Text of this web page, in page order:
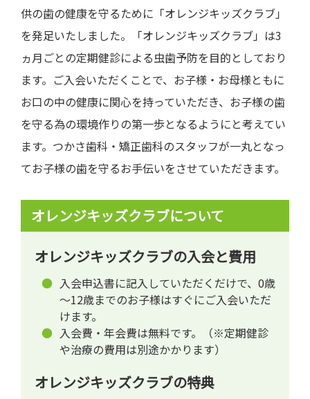
供の歯の健康を守るために「オレンジキッズクラブ」
を発足いたしました。「オレンジキッズクラブ」は3
ヵ月ごとの定期健診による虫歯予防を目的としており
ます。ご入会いただくことで、お子様・お母様ともに
お口の中の健康に関心を持っていただき、お子様の歯
を守る為の環境作りの第一歩となるようにと考えてい
ます。つかさ歯科・矯正歯科のスタッフが一丸となっ
てお子様の歯を守るお手伝いをさせていただきます。
オレンジキッズクラブについて
オレンジキッズクラブの入会と費用
入会申込書に記入していただくだけで、0歳
～12歳までのお子様はすぐにご入会いただ
けます。
入会費・年会費は無料です。（※定期健診
や治療の費用は別途かかります）
オレンジキッズクラブの特典